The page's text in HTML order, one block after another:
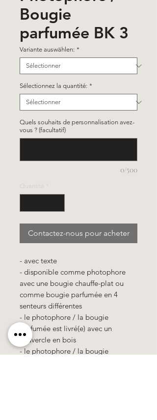
Bougie
parfumée BK 3
Variante auswählen: *
Sélectionnez la quantité: *
Quels souhaits de personnalisation avez-
vous ? (facultatif)
0/500
Quantité
Contactez-nous pour acheter
- avec texte
- disponible comme photophore
avec une bougie chauffe-plat ou
comme bougie parfumée en 4
senteurs différentes
- le photophore / la bougie
parfumée est livré(e) avec un
couvercle en bois
- le photophore / la bougie